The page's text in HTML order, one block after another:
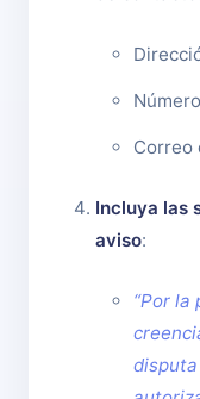
Correo
Incluya las
aviso:
“Por la